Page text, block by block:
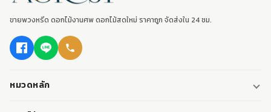
ขายพวงหรีด ดอกไม้งานศพ ดอกไม้สดใหม่ ราคาถูก จัดส่งใน 24 ชม.
หมวดหลัก